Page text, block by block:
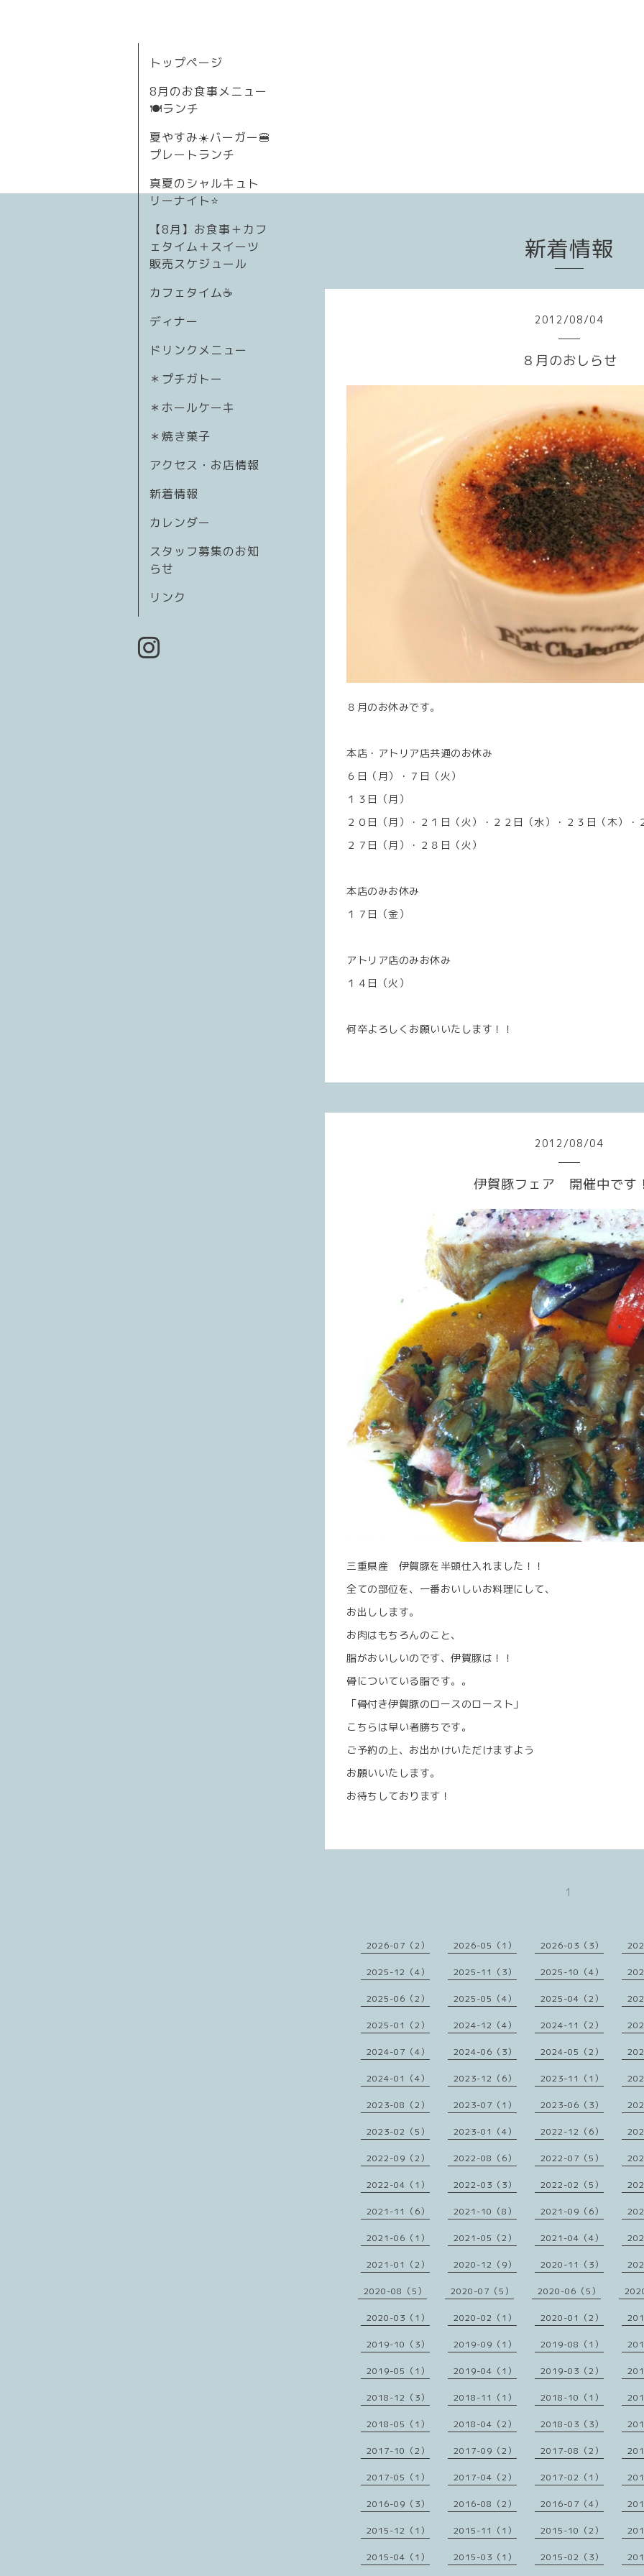
トップページ
8月のお食事メニュー
🍽ランチ
夏やすみ☀️バーガー🍔
プレートランチ
真夏のシャルキュト
リーナイト⭐
【8月】お食事＋カフ
ェタイム＋スイーツ
販売スケジュール
カフェタイム☕️
ディナー
ドリンクメニュー
＊プチガトー
＊ホールケーキ
＊焼き菓子
アクセス・お店情報
新着情報
カレンダー
スタッフ募集のお知
らせ
リンク
新着情報
2012 /08/04
８月のおしらせ
８月のお休みです。
本店・アトリア店共通のお休み
６日（月）・７日（火）
１３日（月）
２０日（月）・２１日（火）・２２日（水）・２３日（木）・
２７日（月）・２８日（火）
本店のみお休み
１７日（金）
アトリア店のみお休み
１４日（火）
何卒よろしくお願いいたします！！
2012 /08/04
伊賀豚フェア 開催中です
三重県産 伊賀豚を半頭仕入れました！！
全ての部位を、一番おいしいお料理にして、
お出しします。
お肉はもちろんのこと、
脂がおいしいのです、伊賀豚は！！
骨についている脂です。。
「骨付き伊賀豚のロースのロースト」
こちらは早い者勝ちです。
ご予約の上、お出かけいただけますよう
お願いいたします。
お待ちしております！
1
2026-07（2） 2026-05（1） 2026-03（3）
2025-12（4） 2025-11（3） 2025-10（4）
2025-06（2） 2025-05（4） 2025-04（2）
2025-01（2） 2024-12（4） 2024-11（2）
2024-07（4） 2024-06（3） 2024-05（2）
2024-01（4） 2023-12（6） 2023-11（1）
2023-08（2） 2023-07（1） 2023-06（3）
2023-02（5） 2023-01（4） 2022-12（6）
2022-09（2） 2022-08（6） 2022-07（5）
2022-04（1） 2022-03（3） 2022-02（5）
2021-11（6） 2021-10（8） 2021-09（6）
2021-06（1） 2021-05（2） 2021-04（4）
2021-01（2） 2020-12（9） 2020-11（3）
2020-08（5） 2020-07（5） 2020-06（5）
2020-03（1） 2020-02（1） 2020-01（2）
2019-10（3） 2019-09（1） 2019-08（1）
2019-05（1） 2019-04（1） 2019-03（2）
2018-12（3） 2018-11（1） 2018-10（1）
2018-05（1） 2018-04（2） 2018-03（3）
2017-10（2） 2017-09（2） 2017-08（2）
2017-05（1） 2017-04（2） 2017-02（1）
2016-09（3） 2016-08（2） 2016-07（4）
2015-12（1） 2015-11（1） 2015-10（2）
2015-04（1） 2015-03（1） 2015-02（3）